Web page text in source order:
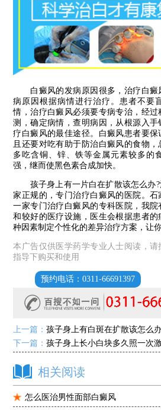
白癜风的发病原因很多，治疗白癜
病原因根据病情进行治疗。患者不要
情，治疗白癜风必须要专病专治，经
测，确定病情，查明病因，从根源入
疗白癜风的最佳途径。白癜风患者要
且还要对吃有助于防治白癜风的食物
多吃含铜、锌、铁等金属元素较多的
强，继而使黑色素合成加快。
孩子身上有一片白在扩散该怎么办?
家正规的，专门治疗白癜风的医院。
一家专门治疗白癜风的专科医院，我
和较好的医疗设施，医生会根据患者
种因素制定个性化的差异治疗方案，让
本广告仅供医学药学专业人士阅读，
指导下购买和使用
预约电话：0311-66691397
上一篇：孩子身上有白斑在扩散该怎么
下一篇：孩子身上长小白块多久照一次
相关阅读
怎么医治男性面部白癜风